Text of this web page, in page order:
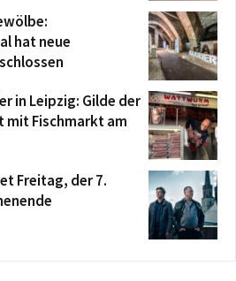
hat neue
in Leipzig: Gilde der
Fischmarkt am
Freitag, der 7.